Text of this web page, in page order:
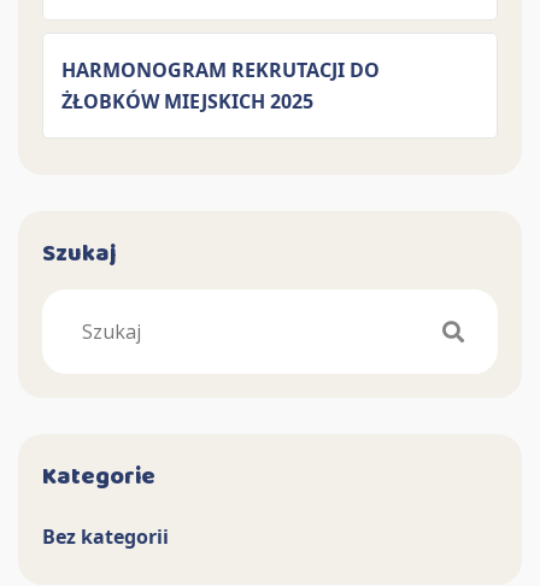
HARMONOGRAM REKRUTACJI DO
ŻŁOBKÓW MIEJSKICH 2025
Szukaj
Kategorie
Bez kategorii